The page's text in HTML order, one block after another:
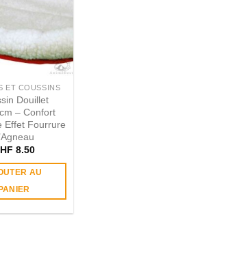
ET COUSSINS
Douillet
– Confort
Effet Fourrure
8.50
AU
PANIER